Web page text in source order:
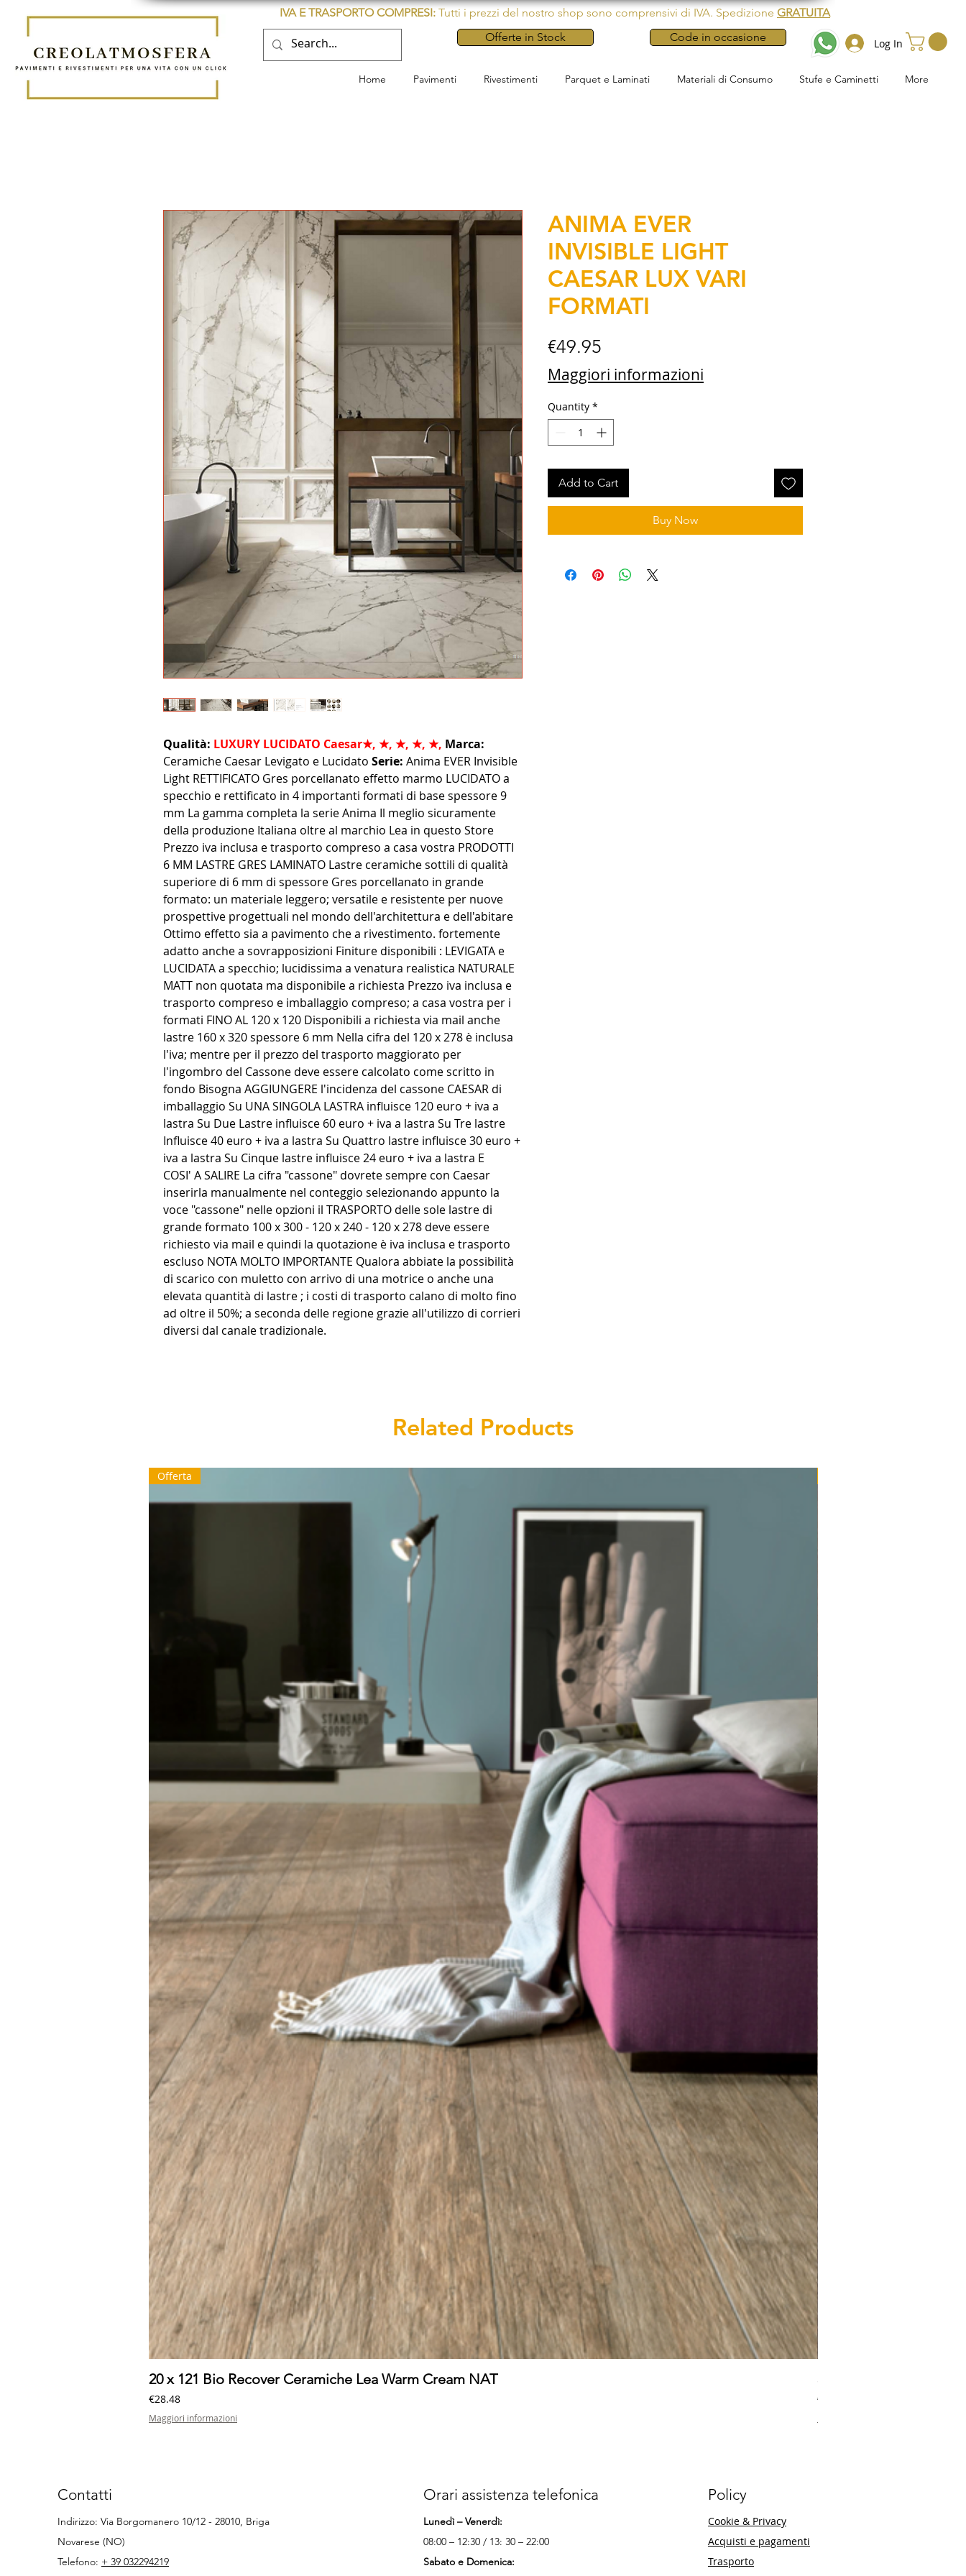
Log In
Code in occasione
IVA E TRASPORTO COMPRESI: Tutti i prezzi del nostro shop sono comprensivi di IVA. Spedizione GRATUITA
Offerte in Stock
Home Pavimenti Rivestimenti Parquet e Laminati Materiali di Consumo Stufe e Caminetti More
Qualità: LUXURY LUCIDATO Caesar★, ★, ★, ★, ★, Marca:
Ceramiche Caesar Levigato e Lucidato Serie: Anima EVER Invisible
Light RETTIFICATO Gres porcellanato effetto marmo LUCIDATO a
specchio e rettificato in 4 importanti formati di base spessore 9
mm La gamma completa la serie Anima Il meglio sicuramente
della produzione Italiana oltre al marchio Lea in questo Store
Prezzo iva inclusa e trasporto compreso a casa vostra PRODOTTI
6 MM LASTRE GRES LAMINATO Lastre ceramiche sottili di qualità
superiore di 6 mm di spessore Gres porcellanato in grande
formato: un materiale leggero; versatile e resistente per nuove
prospettive progettuali nel mondo dell'architettura e dell'abitare
Ottimo effetto sia a pavimento che a rivestimento. fortemente
adatto anche a sovrapposizioni Finiture disponibili : LEVIGATA e
LUCIDATA a specchio; lucidissima a venatura realistica NATURALE
MATT non quotata ma disponibile a richiesta Prezzo iva inclusa e
trasporto compreso e imballaggio compreso; a casa vostra per i
formati FINO AL 120 x 120 Disponibili a richiesta via mail anche
lastre 160 x 320 spessore 6 mm Nella cifra del 120 x 278 è inclusa
l'iva; mentre per il prezzo del trasporto maggiorato per
l'ingombro del Cassone deve essere calcolato come scritto in
fondo Bisogna AGGIUNGERE l'incidenza del cassone CAESAR di
imballaggio Su UNA SINGOLA LASTRA influisce 120 euro + iva a
lastra Su Due Lastre influisce 60 euro + iva a lastra Su Tre lastre
Influisce 40 euro + iva a lastra Su Quattro lastre influisce 30 euro +
iva a lastra Su Cinque lastre influisce 24 euro + iva a lastra E
COSI' A SALIRE La cifra "cassone" dovrete sempre con Caesar
inserirla manualmente nel conteggio selezionando appunto la
voce "cassone" nelle opzioni il TRASPORTO delle sole lastre di
grande formato 100 x 300 - 120 x 240 - 120 x 278 deve essere
richiesto via mail e quindi la quotazione è iva inclusa e trasporto
escluso NOTA MOLTO IMPORTANTE Qualora abbiate la possibilità
di scarico con muletto con arrivo di una motrice o anche una
elevata quantità di lastre ; i costi di trasporto calano di molto fino
ad oltre il 50%; a seconda delle regione grazie all'utilizzo di corrieri
diversi dal canale tradizionale.
ANIMA EVER
INVISIBLE LIGHT
CAESAR LUX VARI
FORMATI
€49.95
Maggiori informazioni
Quantity *
Add to Cart
Buy Now
Related Products
Offerta
20 x 121 Bio Recover Ceramiche Lea Warm Cream NAT
Price
€28.48
Maggiori informazioni
Price
€32.20
Contatti
Indirizzo: Via Borgomanero 10/12 - 28010, Briga
Novarese (NO)
Telefono: + 39 032294219
Orari assistenza telefonica
Lunedì – Venerdì:
08:00 – 12:30 / 13: 30 – 22:00
Sabato e Domenica:
Policy
Cookie & Privacy
Acquisti e pagamenti
Trasporto